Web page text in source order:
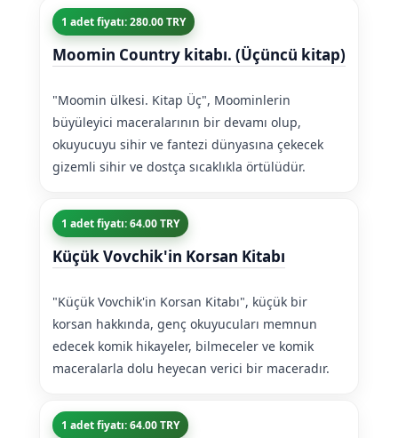
1 adet fiyatı: 280.00 TRY
Moomin Country kitabı. (Üçüncü kitap)
"Moomin ülkesi. Kitap Üç", Moominlerin
büyüleyici maceralarının bir devamı olup,
okuyucuyu sihir ve fantezi dünyasına çekecek
gizemli sihir ve dostça sıcaklıkla örtülüdür.
1 adet fiyatı: 64.00 TRY
Küçük Vovchik'in Korsan Kitabı
"Küçük Vovchik'in Korsan Kitabı", küçük bir
korsan hakkında, genç okuyucuları memnun
edecek komik hikayeler, bilmeceler ve komik
maceralarla dolu heyecan verici bir maceradır.
1 adet fiyatı: 64.00 TRY